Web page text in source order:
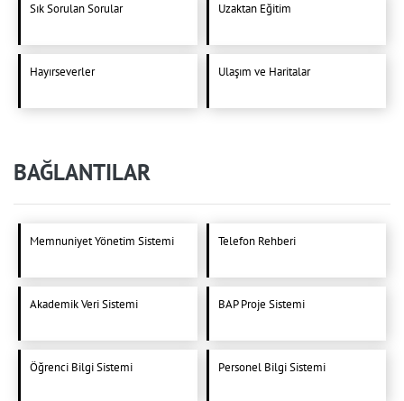
Sık Sorulan Sorular Uzaktan Eğitim
Hayırseverler Ulaşım ve Haritalar
BAĞLANTILAR
Memnuniyet Yönetim Sistemi Telefon Rehberi
Akademik Veri Sistemi BAP Proje Sistemi
Öğrenci Bilgi Sistemi Personel Bilgi Sistemi